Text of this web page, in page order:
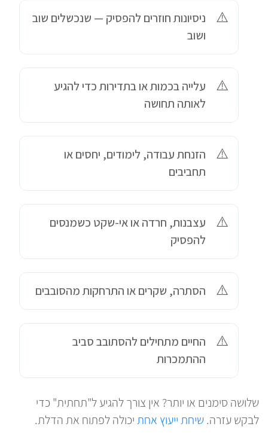
ניסיונות חוזרים להפסיק — שנכשלים שוב
ושוב
עלייה בכמות או בתדירות כדי להגיע
לאותה תחושה
הזנחת עבודה, לימודים, יחסים או
תחביבים
עצבנות, חרדה או אי-שקט כשמנסים
להפסיק
הסתרה, שקרים או התרחקות מהסובבים
החיים מתחילים להסתובב סביב
ההתמכרות
שלושה סימנים או יותר? אין צורך להגיע ל"תחתית" כדי
לבקש עזרה. שיחת ייעוץ אחתיכולה לפתוח את הדלת.